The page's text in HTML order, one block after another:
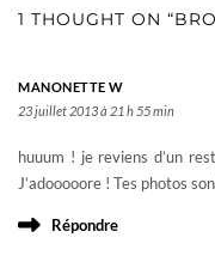
1 THOUGHT ON
MANONETTE W
23 juillet 2013 à 21 h 55 min
huuum ! je reviens d’un
J’adooooore ! Tes photos
Répondre